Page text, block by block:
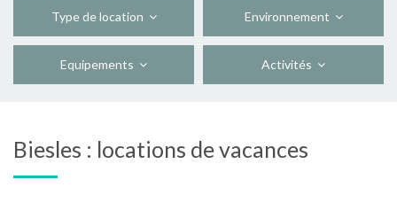
Type de location Environnement
Equipements Activités
Biesles : locations de vacances